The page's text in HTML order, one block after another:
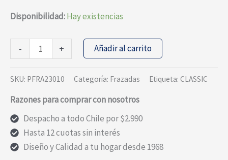
$35.990.$25.193.
Disponibilidad:Hay existencias
-
FRAZADA
DE
LANA
LISA
1
PLAZA
cantidad
+ Añadir al carrito
SKU: PFRA23010 Categoría: Frazadas Etiqueta: CLASSIC
Razones para comprar con nosotros
Despacho a todo Chile por $2.990
Hasta 12 cuotas sin interés
Diseño y Calidad a tu hogar desde 1968